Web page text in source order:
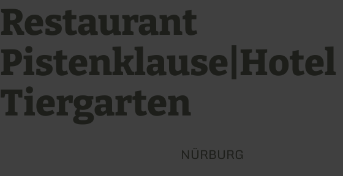
Restaurant
Pistenklause|Hotel
Tiergarten
NÜRBURG